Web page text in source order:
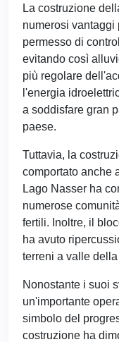
La costruzione
numerosi vantaggi
permesso di
evitando così
più regolare
l'energia
a soddisfare gran
paese.
Tuttavia, la
comportato anche
Lago Nasser ha
numerose
fertili. Inoltre, il
ha avuto
terreni a valle
Nonostante i suoi
un'importante
simbolo del
costruzione ha